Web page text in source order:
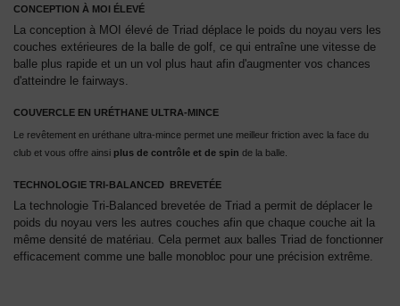
CONCEPTION À MOI ÉLEVÉ
La conception à MOI élevé de Triad déplace le poids du noyau vers les
couches extérieures de la balle de golf, ce qui entraîne une vitesse de
balle plus rapide et un un vol plus haut afin d'augmenter vos chances
d'atteindre le fairways.
COUVERCLE EN URÉTHANE ULTRA-MINCE
Le revêtement en uréthane ultra-mince permet une meilleur friction avec la face du
club et vous offre ainsi plus de contrôle et de spin de la balle.
TECHNOLOGIE TRI-BALANCED BREVETÉE
La technologie Tri-Balanced brevetée de Triad a permit de déplacer le
poids du noyau vers les autres couches afin que chaque couche ait la
même densité de matériau. Cela permet aux balles Triad de fonctionner
efficacement comme une balle monobloc pour une précision extrême.